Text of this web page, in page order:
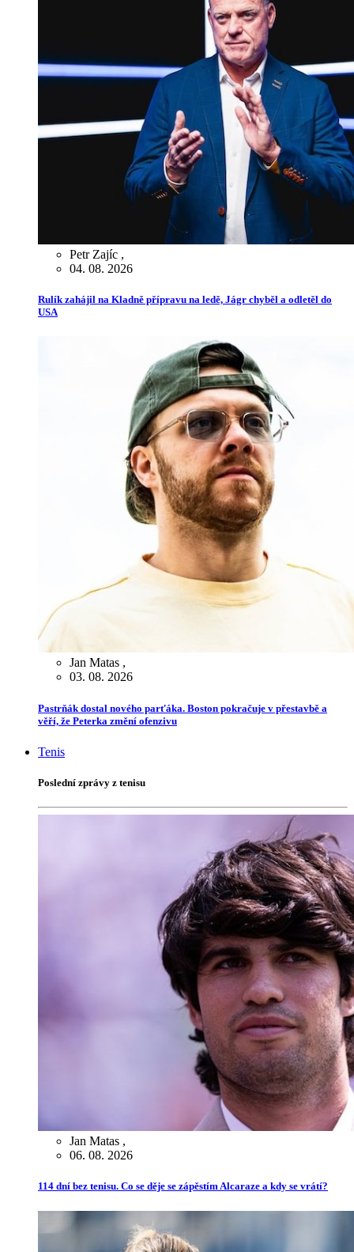
Petr Zajíc ,
04. 08. 2026
Rulík zahájil na Kladně přípravu na ledě, Jágr chyběl a odletěl do
USA
Jan Matas ,
03. 08. 2026
Pastrňák dostal nového parťáka. Boston pokračuje v přestavbě a
věří, že Peterka změní ofenzivu
Tenis
Poslední zprávy z tenisu
Jan Matas ,
06. 08. 2026
114 dní bez tenisu. Co se děje se zápěstím Alcaraze a kdy se vrátí?